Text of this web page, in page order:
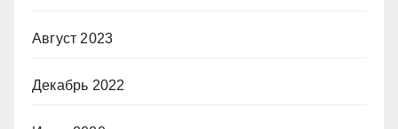
Август 2023
Декабрь 2022